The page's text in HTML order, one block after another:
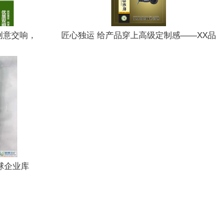
交响，
匠心独运 给产品穿上高级定制感——XX品
企业库